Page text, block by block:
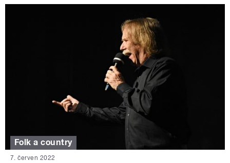
Folk a country
7. červen 2022